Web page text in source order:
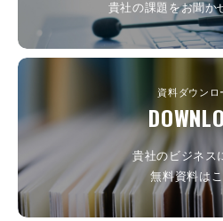
資料ダウンロ
貴社のビジネス
無料資料は
貴社の課題をお聞か